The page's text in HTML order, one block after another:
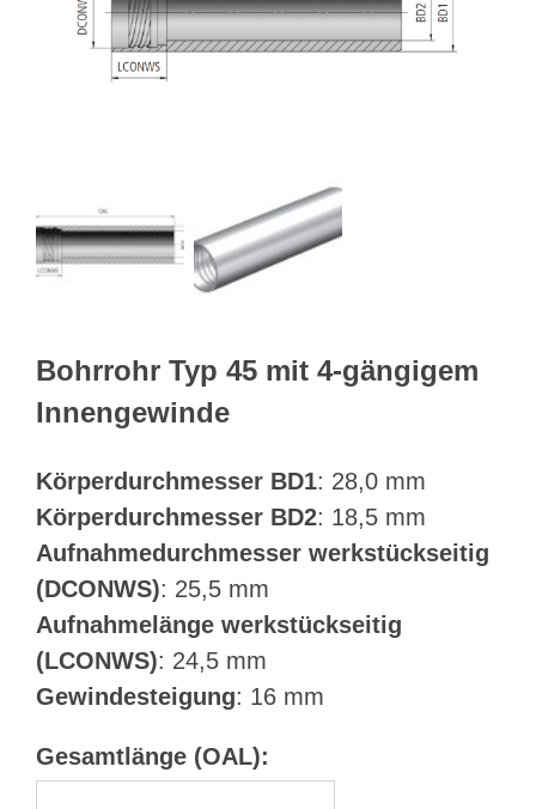
Webshop
Suche
Bohrrohr Typ 45 mit 4-gängigem
Innengewinde
Körperdurchmesser BD1: 28,0 mm
Körperdurchmesser BD2: 18,5 mm
Aufnahmedurchmesser werkstückseitig
(DCONWS): 25,5 mm
Aufnahmelänge werkstückseitig
(LCONWS): 24,5 mm
Gewindesteigung: 16 mm
Gesamtlänge (OAL):